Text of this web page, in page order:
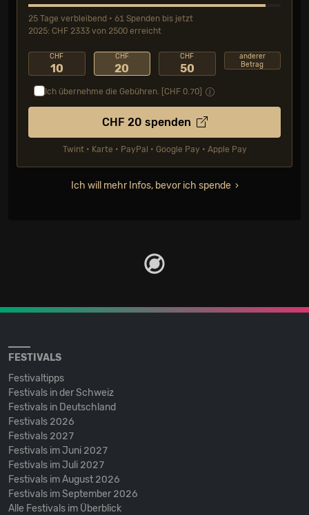
25 Tage verbleibend • 61 Spenden bis jetzt
2025: CHF 2333 von 2500 erreicht
CHF
10
CHF
20
CHF
50
anderer
Betrag
Ich übernehme die Gebühren. [CHF 0.70
CHF 20 spenden
Twint • Karte • PayPal • Google Pay • Apple Pay
Ich will mehr Infos, bevor ich spende
FESTIVALS
Festivaltipps
Festivals in der Schweiz
Festivals in Deutschland
Festivals 2026
Festivals 2027
Festivals im Juni 2027
Festivals im Juli 2027
Festivals im August 2026
Festivals im September 2026
Alle Festivals im Überblick